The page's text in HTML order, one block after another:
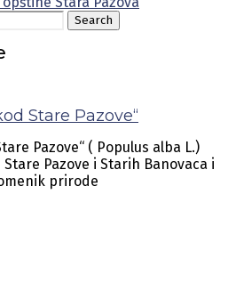
Search
Stare Pazove“
Pazove“ ( Populus alba L.)
Pazove i Starih Banovaca i
prirode